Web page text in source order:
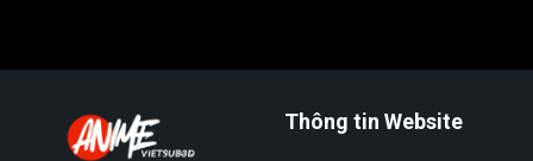
Thông tin Website